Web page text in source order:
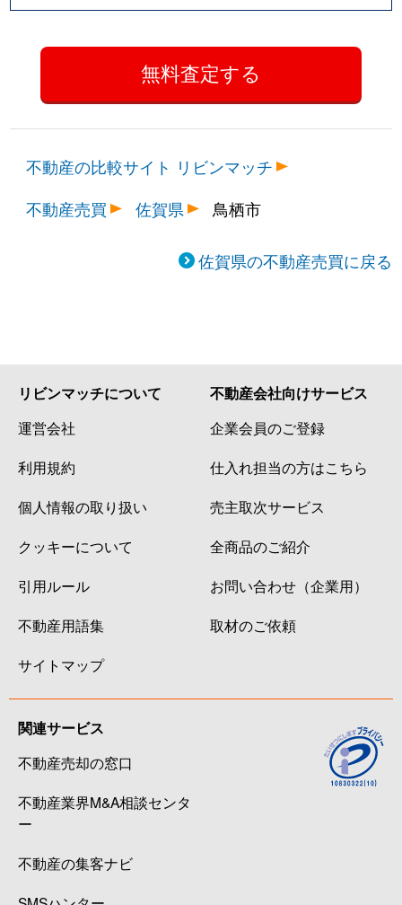
不動産の比較サイト リビンマッチ
不動産売買
佐賀県 鳥栖市
佐賀県の不動産売買に戻る
リビンマッチについて
運営会社
利用規約
個人情報の取り扱い
クッキーについて
引用ルール
不動産用語集
サイトマップ
不動産会社向けサービス
企業会員のご登録
仕入れ担当の方はこちら
売主取次サービス
全商品のご紹介
お問い合わせ（企業用）
取材のご依頼
関連サービス
不動産売却の窓口
不動産業界M&A相談センタ
ー
不動産の集客ナビ